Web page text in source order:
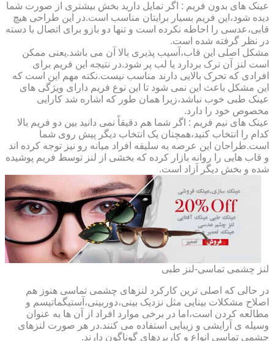
عینک های بدون فریم : اگر تمایل دارید بخش بیشتری از صورت شما
دیده شود،این فریم بسیار برایتان مناسب است.در این طراحی هیچ
قابی،عدسی را احاطه نکرده است و تنها دو بازو برای اتصال با دسته
در نظر گرفته شده است.
مشکل اصلی این قاب،آسیب پذیری بالا آن می باشد.یعنی ممکن
است لنز آن ترک بردارد یا لب پر شود.در نتیجه این فریم برای
افرادی که تحرک بالایی دارند مناسب نیست.نکته مهم این است که
این مشکل باعث این نمی شود تا این نوع فریم دارای ویژگی های
عینک طبی خوب نباشد،زیرا همان طور که اشاره شد کارایی
مخصوص خود را دارد.
عینک های نیم فریم : اگر شما هم دقیقاً نمی دانید بین دو فریم بالا
کدام را انتخاب کنید،همچنان یک انتخاب دیگر پیش روی شما
است.طراحان این عرصه به سلیقه افراد میانه رو نیز توجه کرده اند
و قاب هایی را روانه بازار کرده که بخشی از لنز توسط فریم پوشیده
شده و بخش دیگر آزاد است.
لنز چشمی تماسی-لنز طبی
در حالی که اصلی ترین کارکرد لنزهای چشمی تماسی هنوز هم
اصلاح مشکلات بینایی مثل نزدیک بینی،دوربینی،آستیگماتیسم و
مطالعه کردن است،اما در برخی موارد افراد از آن ها به عنوان
وسیله ی آرایشی و زیبایی استفاده می کنند.در هر صورت لنزهای
چشمی تماسی انواع و کاربردهای گوناگون دارند.